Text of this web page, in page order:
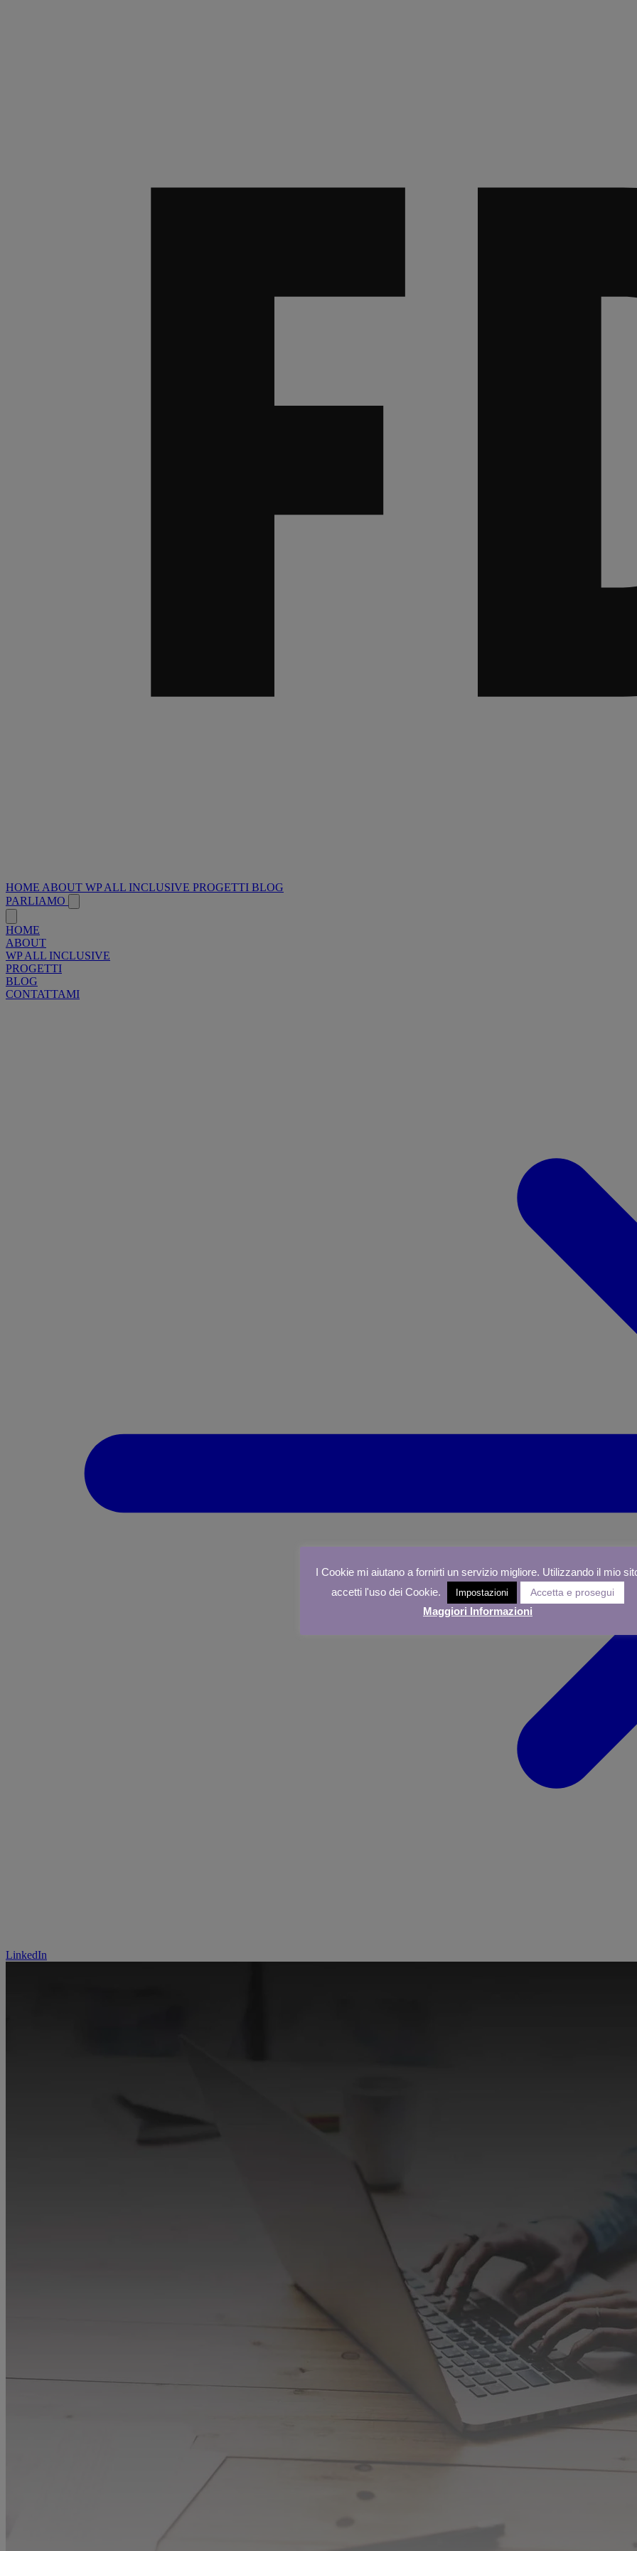
HOME ABOUT WP ALL INCLUSIVE PROGETTI BLOG
PARLIAMO
HOME
ABOUT
WP ALL INCLUSIVE
PROGETTI
BLOG
CONTATTAMI
LinkedIn
I Cookie mi aiutano a fornirti un servizio migliore. Utilizzando il mio
accetti l'uso dei Cookie.
Impostazioni Accetta e prosegui
Maggiori Informazioni